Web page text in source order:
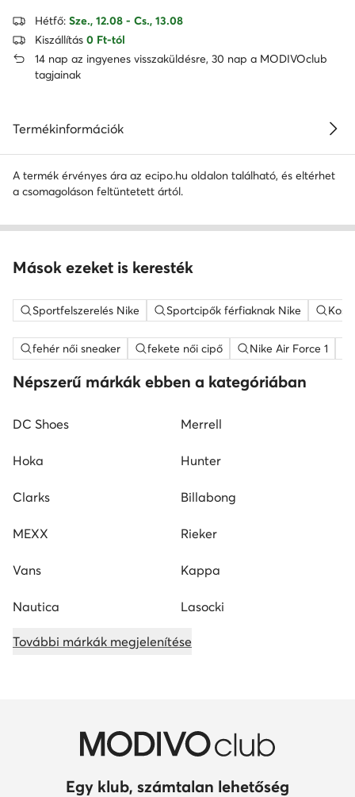
Hétfő: Sze., 12.08 - Cs., 13.08
Kiszállítás 0 Ft-tól
14 nap az ingyenes visszaküldésre, 30 nap a MODIVOclub
tagjainak
Termékinformációk
A termék érvényes ára az ecipo.hu oldalon található, és eltérhet
a csomagoláson feltüntetett ártól.
Mások ezeket is keresték
Sportfelszerelés Nike Sportcipők férfiaknak Nike
fehér női sneaker fekete női cipő Nike Air Force 1
Népszerű márkák ebben a kategóriában
DC Shoes Merrell
Hoka Hunter
Clarks Billabong
MEXX Rieker
Vans Kappa
Nautica Lasocki
További márkák megjelenítése
Egy klub, számtalan lehetőség